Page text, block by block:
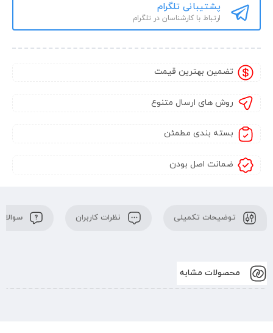
پشتیبانی تلگرام
ارتباط با کارشناسان در تلگرام
تضمین بهترین قیمت
روش های ارسال متنوع
بسته بندی مطمئن
ضمانت اصل بودن
توضیحات تکمیلی نظرات کاربران
محصولات مشابه